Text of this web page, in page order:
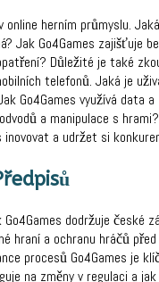
herním průmyslu.
Jak Go4Games zajišťuje
Důležité je také
telefonů. Jaká je
Go4Games využívá data
a manipulace s
a udržet si
dodržuje české
hraní a ochranu hráčů
procesů Go4Games je
na změny v regulaci a